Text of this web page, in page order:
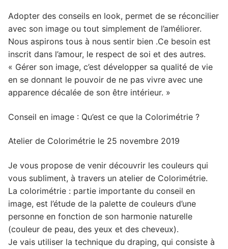
Adopter des conseils en look, permet de se réconcilier
avec son image ou tout simplement de l’améliorer.
Nous aspirons tous à nous sentir bien .Ce besoin est
inscrit dans l’amour, le respect de soi et des autres.
« Gérer son image, c’est développer sa qualité de vie
en se donnant le pouvoir de ne pas vivre avec une
apparence décalée de son être intérieur. »
Conseil en image : Qu’est ce que la Colorimétrie ?
Atelier de Colorimétrie le 25 novembre 2019
Je vous propose de venir découvrir les couleurs qui
vous subliment, à travers un atelier de Colorimétrie.
La colorimétrie : partie importante du conseil en
image, est l’étude de la palette de couleurs d’une
personne en fonction de son harmonie naturelle
(couleur de peau, des yeux et des cheveux).
Je vais utiliser la technique du draping, qui consiste à